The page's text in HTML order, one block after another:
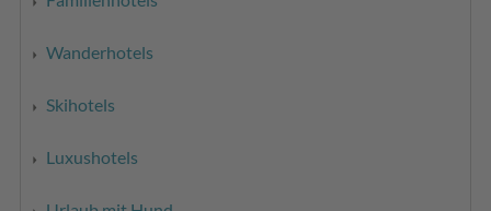
Wanderhotels
Skihotels
Luxushotels